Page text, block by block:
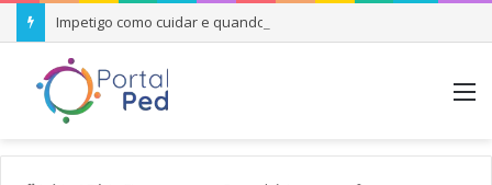
Impetigo como cuidar e quando se preocupar